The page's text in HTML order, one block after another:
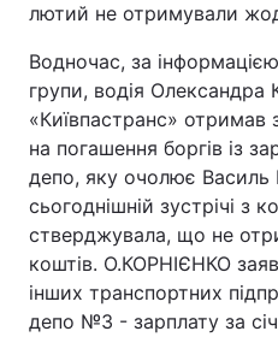
лютий не отримували
Водночас, за інформацією
групи, водія Олександра
«Київпастранс»
на погашення боргів із
депо, яку очолює
сьогоднішній зустрічі з
стверджувала, що не
коштів. О.КОРНІЄНКО
інших транспортних
депо №3 - зарплату за